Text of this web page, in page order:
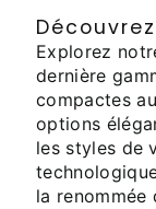
Explorez
dernière
compactes
options
les styles de
la renommée